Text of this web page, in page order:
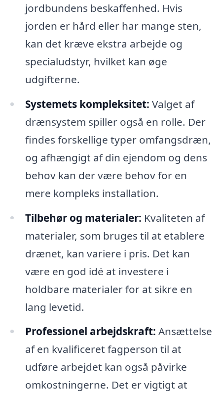
jordbundens beskaffenhed. Hvis
jorden er hård eller har mange sten,
kan det kræve ekstra arbejde og
specialudstyr, hvilket kan øge
udgifterne.
Systemets kompleksitet: Valget af
drænsystem spiller også en rolle. Der
findes forskellige typer omfangsdræn,
og afhængigt af din ejendom og dens
behov kan der være behov for en
mere kompleks installation.
Tilbehør og materialer: Kvaliteten af
materialer, som bruges til at etablere
drænet, kan variere i pris. Det kan
være en god idé at investere i
holdbare materialer for at sikre en
lang levetid.
Professionel arbejdskraft: Ansættelse
af en kvalificeret fagperson til at
udføre arbejdet kan også påvirke
omkostningerne. Det er vigtigt at